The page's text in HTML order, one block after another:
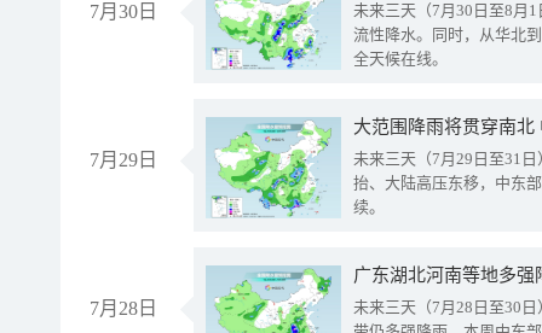
7月30日
未来三天（7月30日至8月
流性降水。同时，从华北
全天候在线。
7月29日
大范围降雨将贯穿南
未来三天（7月29日至31
抬、大陆高压东移，中东
续。
7月28日
广东湖北河南等地多
未来三天（7月28日至30